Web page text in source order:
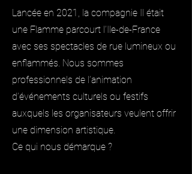
Lancée en 2021, la compagnie Il était
une Flamme parcourt l’Ile-de-France
avec ses spectacles de rue lumineux ou
enflammés. Nous sommes
professionnels de l’animation
d’événements culturels ou festifs
auxquels les organisateurs veulent offrir
une dimension artistique.
Ce qui nous démarque ?